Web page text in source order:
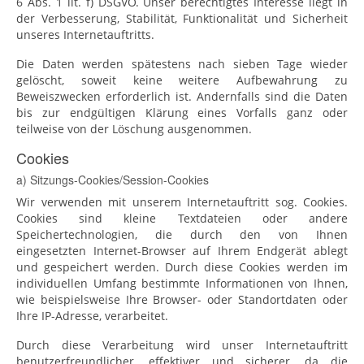
der Verbesserung, Stabilität, Funktionalität und Sicherheit
unseres Internetauftritts.
Die Daten werden spätestens nach sieben Tage wieder
gelöscht, soweit keine weitere Aufbewahrung zu
Beweiszwecken erforderlich ist. Andernfalls sind die Daten
bis zur endgültigen Klärung eines Vorfalls ganz oder
teilweise von der Löschung ausgenommen.
Cookies
a) Sitzungs-Cookies/Session-Cookies
Wir verwenden mit unserem Internetauftritt sog. Cookies.
Cookies sind kleine Textdateien oder andere
Speichertechnologien, die durch den von Ihnen
eingesetzten Internet-Browser auf Ihrem Endgerät ablegt
und gespeichert werden. Durch diese Cookies werden im
individuellen Umfang bestimmte Informationen von Ihnen,
wie beispielsweise Ihre Browser- oder Standortdaten oder
Ihre IP-Adresse, verarbeitet.
Durch diese Verarbeitung wird unser Internetauftritt